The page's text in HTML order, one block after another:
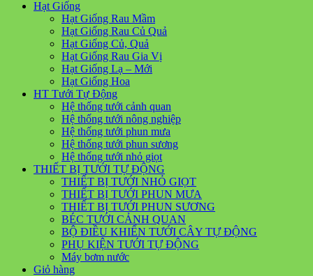
Hạt Giống
Hạt Giống Rau Mầm
Hạt Giống Rau Củ Quả
Hạt Giống Củ, Quả
Hạt Giống Rau Gia Vị
Hạt Giống Lạ – Mới
Hạt Giống Hoa
HT Tưới Tự Động
Hệ thống tưới cảnh quan
Hệ thống tưới nông nghiệp
Hệ thống tưới phun mưa
Hệ thống tưới phun sương
Hệ thống tưới nhỏ giọt
THIẾT BỊ TƯỚI TỰ ĐỘNG
THIẾT BỊ TƯỚI NHỎ GIỌT
THIẾT BỊ TƯỚI PHUN MƯA
THIẾT BỊ TƯỚI PHUN SƯƠNG
BÉC TƯỚI CẢNH QUAN
BỘ ĐIỀU KHIỂN TƯỚI CÂY TỰ ĐỘNG
PHỤ KIỆN TƯỚI TỰ ĐỘNG
Máy bơm nước
Giỏ hàng